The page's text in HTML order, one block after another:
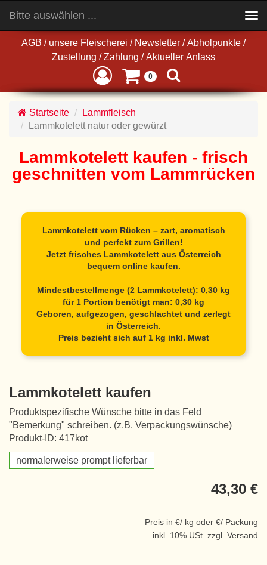
AGB / unsere Fleischerei / Newsletter / Abholpunkte /
Zustellung / Zahlung / Aktueller Anlass
0
Bitte auswählen ...
navigation
Startseite
Lammfleisch
Lammkotelett natur oder gewürzt
Lammkotelett kaufen - frisch
geschnitten vom Lammrücken
Lammkotelett vom Rücken – zart, aromatisch
und perfekt zum Grillen!
Jetzt frisches Lammkotelett aus Österreich
bequem online kaufen.
Mindestbestellmenge (2 Lammkotelett): 0,30 kg
für 1 Portion benötigt man: 0,30 kg
Geboren, aufgezogen, geschlachtet und zerlegt
in Österreich.
Preis bezieht sich auf 1 kg inkl. Mwst
Lammkotelett kaufen
Produktspezifische Wünsche bitte in das Feld
"Bemerkung" schreiben. (z.B. Verpackungswünsche)
Produkt-ID: 417kot
normalerweise prompt lieferbar
43,30 €
Preis in €/ kg oder €/ Packung
inkl. 10% USt. zzgl. Versand